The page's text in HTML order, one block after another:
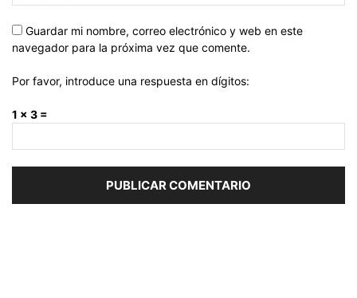
Guardar mi nombre, correo electrónico y web en este
navegador para la próxima vez que comente.
Por favor, introduce una respuesta en dígitos:
1 × 3 =